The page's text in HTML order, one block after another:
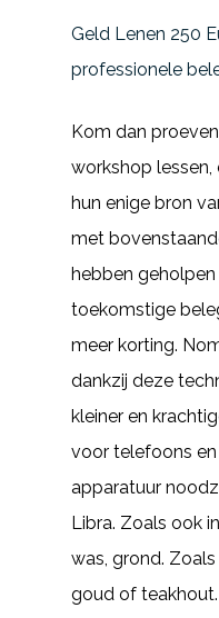
Geld Lenen 250
professionele
Kom dan
workshop
hun enige bron
met
hebben
toekomstige
meer korting.
dankzij deze
kleiner en
voor telefoons
apparatuur
Libra. Zoals ook
was, grond.
goud of